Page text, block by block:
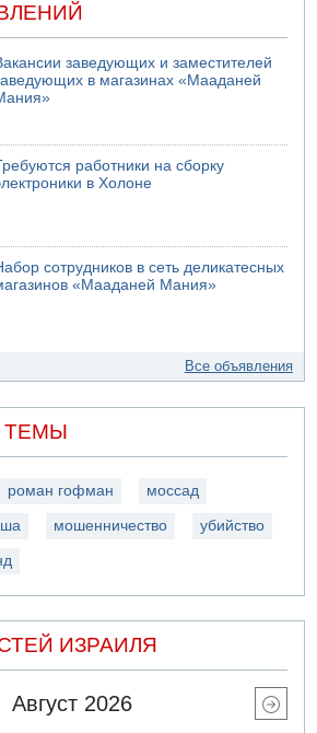
заведующих и заместителей
в магазинах «Мааданей
работники на сборку
в Холоне
сотрудников в сеть деликатесных
«Мааданей Мания»
Все объявления
ТЕМЫ
роман гофман моссад
мошенничество убийство
ИЗРАИЛЯ
Август 2026